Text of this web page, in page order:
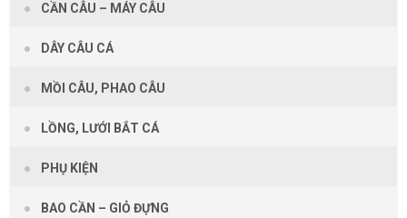
CẦN CÂU – MÁY CÂU
DÂY CÂU CÁ
MỒI CÂU, PHAO CÂU
LỒNG, LƯỚI BẮT CÁ
PHỤ KIỆN
BAO CẦN – GIỎ ĐỰNG